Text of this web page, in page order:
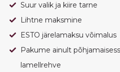
Suur valik ja kiire tarne
Lihtne maksmine
ESTO järelamaksu võimalus
Pakume ainult
lamellrehve